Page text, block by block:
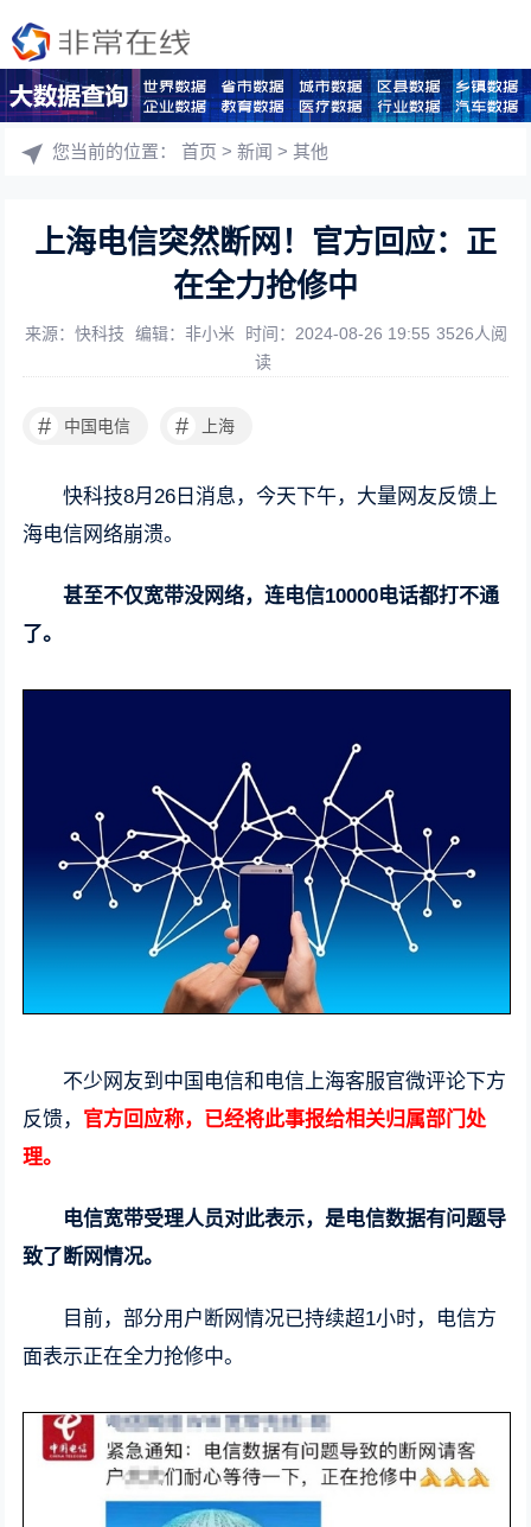
您当前的位置：首页 >新闻 >其他
上海电信突然断网！官方回应：正
在全力抢修中
来源：快科技 编辑：非小米 时间：2024-08-26 19:55 3526人阅
读
# 中国电信 # 上海
快科技8月26日消息，今天下午，大量网友反馈上
海电信网络崩溃。
甚至不仅宽带没网络，连电信10000电话都打不通
了。
不少网友到中国电信和电信上海客服官微评论下方
反馈， 官方回应称，已经将此事报给相关归属部门处
理。
电信宽带受理人员对此表示，是电信数据有问题导
致了断网情况。
目前，部分用户断网情况已持续超1小时，电信方
面表示正在全力抢修中。